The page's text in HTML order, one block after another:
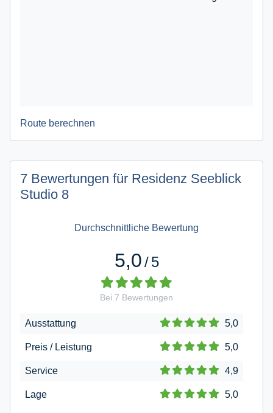
Route berechnen
7 Bewertungen für Residenz Seeblick
Studio 8
Durchschnittliche Bewertung
5,0/ 5
Bei 7 Bewertungen
Ausstattung 5,0
Preis / Leistung 5,0
Service 4,9
Lage 5,0